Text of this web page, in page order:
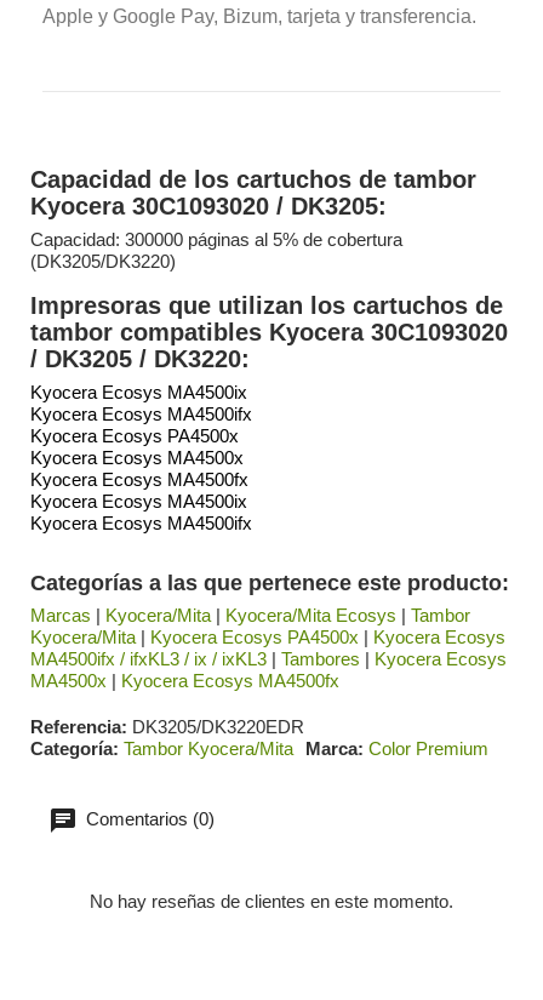
Apple y Google Pay, Bizum, tarjeta y transferencia.
Capacidad de los cartuchos de tambor
Kyocera 30C1093020 / DK3205:
Capacidad: 300000 páginas al 5% de cobertura
(DK3205/DK3220)
Impresoras que utilizan los cartuchos de
tambor compatibles Kyocera 30C1093020
/ DK3205 / DK3220:
Kyocera Ecosys MA4500ix
Kyocera Ecosys MA4500ifx
Kyocera Ecosys PA4500x
Kyocera Ecosys MA4500x
Kyocera Ecosys MA4500fx
Kyocera Ecosys MA4500ix
Kyocera Ecosys MA4500ifx
Categorías a las que pertenece este producto:
Marcas | Kyocera/Mita | Kyocera/Mita Ecosys | Tambor
Kyocera/Mita | Kyocera Ecosys PA4500x | Kyocera Ecosys
MA4500ifx / ifxKL3 / ix / ixKL3 | Tambores | Kyocera Ecosys
MA4500x | Kyocera Ecosys MA4500fx
Referencia DK3205/DK3220EDR
Categoría Tambor Kyocera/Mita Marca Color Premium
Comentarios (0)
No hay reseñas de clientes en este momento.